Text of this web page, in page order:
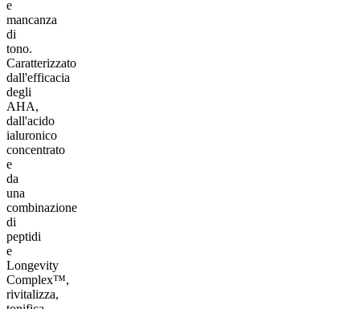
e
mancanza
di
tono.
Caratterizzato
dall'efficacia
degli
AHA,
dall'acido
ialuronico
concentrato
e
da
una
combinazione
di
peptidi
e
Longevity
Complex™,
rivitalizza,